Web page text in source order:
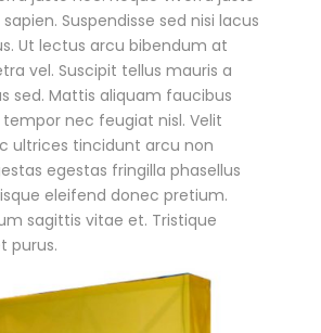
Suspendisse sed nisi lacus
Ut lectus arcu bibendum at
vel. Suscipit tellus mauris a
sed. Mattis aliquam faucibus
nec feugiat nisl. Velit
ultrices tincidunt arcu non
egestas fringilla phasellus
eleifend donec pretium.
sagittis vitae et. Tristique
purus.